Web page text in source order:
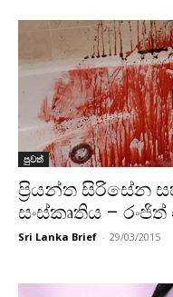
පුවත්
ප්‍රියන්ත සිරිසේන
සංස්කෘතිය –
Sri Lanka Brief - 29/03/2015